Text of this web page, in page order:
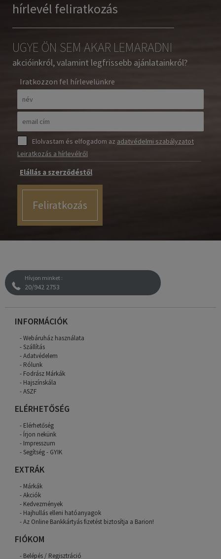
hírlevél feliratkozás
UGYE ÖN SEM AKAR LEMARADNI
akcióinkról, valamint legfrissebb ajánlatainkról?
Iratkozzon fel hírlevelünkre
Elolvastam és elfogadom az adatvédelmi szabályzatot
Leiratkozás a hírlevélről
Elállás a szerződéstől
Feliratkozás
Hívjon minket :
20/942 2753
INFORMÁCIÓK
Webáruház használata
Szállítás
Adatvédelem
Rólunk
Fodrász Márkák
Hajszínskála
ASZF
ELÉRHETŐSÉG
Elérhetőség
Írjon nekünk
Impresszum
Segítség - GYIK
EXTRÁK
Márkák
Akciók
Kedvezmények
Hajhullás elleni hatóanyagok
Az Online Bankkártyás fizetést biztosítja a Barion!
FIÓKOM
Belépés / Regisztráció